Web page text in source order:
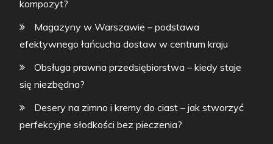
kompozyt?
Magazyny w Warszawie – podstawa
efektywnego łańcucha dostaw w centrum kraju
Obsługa prawna przedsiębiorstwa – kiedy staje
się niezbędna?
Desery na zimno i kremy do ciast – jak stworzyć
perfekcyjne słodkości bez pieczenia?